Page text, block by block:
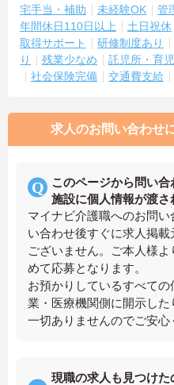
宅手当・補助
未経験OK 管
年間休日110日以上
土日祝休
取得サポート
研修制度あり
り
残業少なめ 託児所・育
社会保険完備
交通費支給
求人のお問い合わせ
このページから問い
施設に個人情報が渡さ
マイナビ介護職へのお問
い合わせ後すぐに求人掲
ございません。ご本人様
めて応募となります。
お預かりしているすべて
業・医療機関側に開示し
一切ありませんのでご安心
現職の求人も見つけた